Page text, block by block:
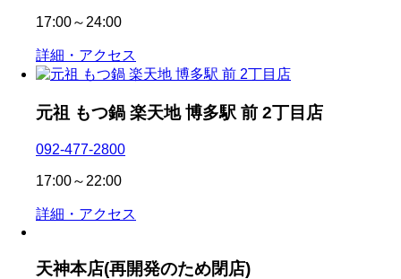
17:00～24:00
詳細・アクセス
元祖 もつ鍋 楽天地 博多駅 前 2丁目店
092-477-2800
17:00～22:00
詳細・アクセス
天神本店(再開発のため閉店)